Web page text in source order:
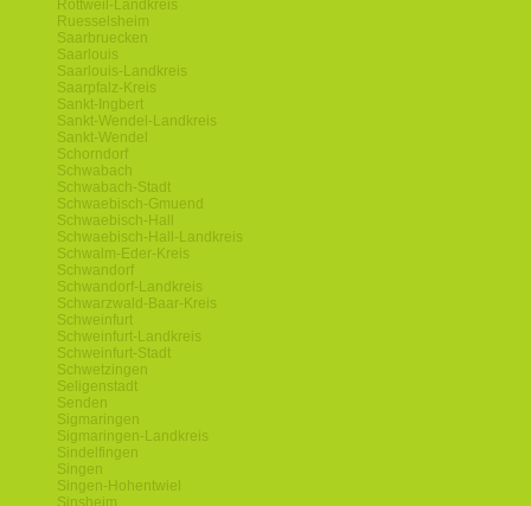
Rottweil-Landkreis
Ruesselsheim
Saarbruecken
Saarlouis
Saarlouis-Landkreis
Saarpfalz-Kreis
Sankt-Ingbert
Sankt-Wendel-Landkreis
Sankt-Wendel
Schorndorf
Schwabach
Schwabach-Stadt
Schwaebisch-Gmuend
Schwaebisch-Hall
Schwaebisch-Hall-Landkreis
Schwalm-Eder-Kreis
Schwandorf
Schwandorf-Landkreis
Schwarzwald-Baar-Kreis
Schweinfurt
Schweinfurt-Landkreis
Schweinfurt-Stadt
Schwetzingen
Seligenstadt
Senden
Sigmaringen
Sigmaringen-Landkreis
Sindelfingen
Singen
Singen-Hohentwiel
Sinsheim